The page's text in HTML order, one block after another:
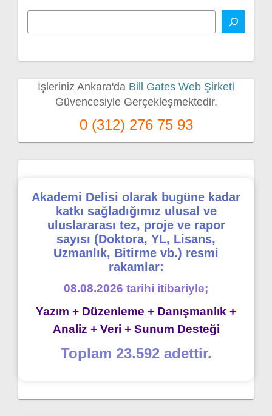
İşleriniz Ankara'da Bill Gates Web Şirketi
Güvencesiyle Gerçekleşmektedir.
0 (312) 276 75 93
Akademi Delisi olarak bugüne kadar
katkı sağladığımız ulusal ve
uluslararası tez, proje ve rapor
sayısı (Doktora, YL, Lisans,
Uzmanlık, Bitirme vb.) resmi
rakamlar:
08.08.2026 tarihi itibariyle;
Yazım + Düzenleme + Danışmanlık +
Analiz + Veri + Sunum Desteği
Toplam 23.592 adettir.